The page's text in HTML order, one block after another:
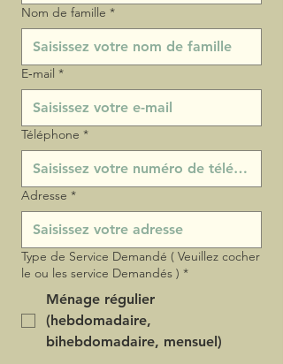
Nom de famille *
E‑mail *
Téléphone *
Adresse *
Type de Service Demandé ( Veuillez cocher
le ou les service Demandés ) *
Ménage régulier
(hebdomadaire,
bihebdomadaire, mensuel)